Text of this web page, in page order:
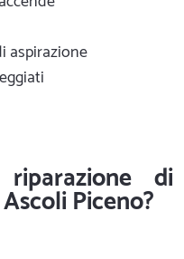
aspirazione
di
Piceno?